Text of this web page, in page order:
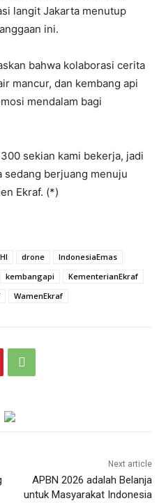
langit Jakarta menutup
ini.
bahwa kolaborasi cerita
mancur, dan kembang api
mendalam bagi
sekian kami bekerja, jadi
berjuang menuju
Ekraf. (*)
drone
IndonesiaEmas
kembangapi
KementerianEkraf
WamenEkraf
Next article
APBN 2026 adalah Belanja
untuk Masyarakat Indonesia